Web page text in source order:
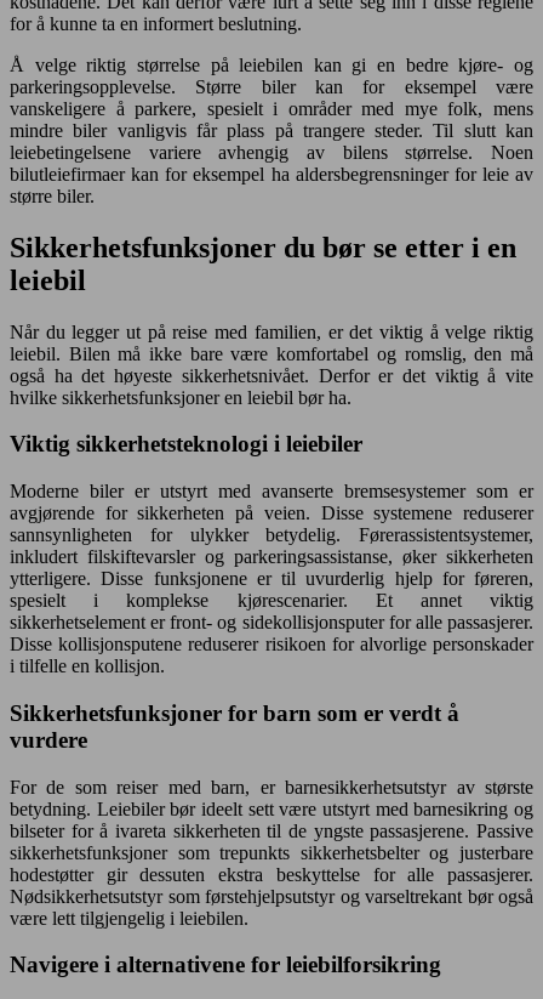
for å kunne ta en informert beslutning.
Å velge riktig størrelse på leiebilen kan gi en bedre kjøre- og
parkeringsopplevelse. Større biler kan for eksempel være
vanskeligere å parkere, spesielt i områder med mye folk, mens
mindre biler vanligvis får plass på trangere steder. Til slutt kan
leiebetingelsene variere avhengig av bilens størrelse. Noen
bilutleiefirmaer kan for eksempel ha aldersbegrensninger for leie av
større biler.
Sikkerhetsfunksjoner du bør se etter i en
leiebil
Når du legger ut på reise med familien, er det viktig å velge riktig
leiebil. Bilen må ikke bare være komfortabel og romslig, den må
også ha det høyeste sikkerhetsnivået. Derfor er det viktig å vite
hvilke sikkerhetsfunksjoner en leiebil bør ha.
Viktig sikkerhetsteknologi i leiebiler
Moderne biler er utstyrt med avanserte bremsesystemer som er
avgjørende for sikkerheten på veien. Disse systemene reduserer
sannsynligheten for ulykker betydelig. Førerassistentsystemer,
inkludert filskiftevarsler og parkeringsassistanse, øker sikkerheten
ytterligere. Disse funksjonene er til uvurderlig hjelp for føreren,
spesielt i komplekse kjørescenarier. Et annet viktig
sikkerhetselement er front- og sidekollisjonsputer for alle passasjerer.
Disse kollisjonsputene reduserer risikoen for alvorlige personskader
i tilfelle en kollisjon.
Sikkerhetsfunksjoner for barn som er verdt å
vurdere
For de som reiser med barn, er barnesikkerhetsutstyr av største
betydning. Leiebiler bør ideelt sett være utstyrt med barnesikring og
bilseter for å ivareta sikkerheten til de yngste passasjerene. Passive
sikkerhetsfunksjoner som trepunkts sikkerhetsbelter og justerbare
hodestøtter gir dessuten ekstra beskyttelse for alle passasjerer.
Nødsikkerhetsutstyr som førstehjelpsutstyr og varseltrekant bør også
være lett tilgjengelig i leiebilen.
Navigere i alternativene for leiebilforsikring